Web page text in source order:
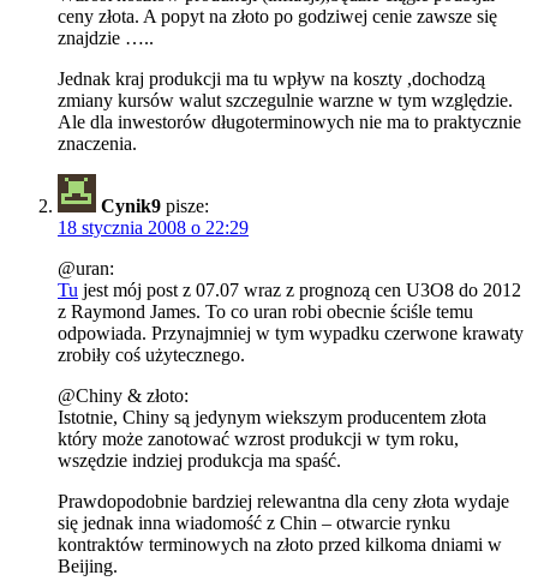
ceny złota. A popyt na złoto po godziwej cenie zawsze się
znajdzie …..
Jednak kraj produkcji ma tu wpływ na koszty ,dochodzą
zmiany kursów walut szczegulnie warzne w tym względzie.
Ale dla inwestorów długoterminowych nie ma to praktycznie
znaczenia.
Cynik9 pisze:
18 stycznia 2008 o 22:29
@uran:
Tu jest mój post z 07.07 wraz z prognozą cen U3O8 do 2012
z Raymond James. To co uran robi obecnie ściśle temu
odpowiada. Przynajmniej w tym wypadku czerwone krawaty
zrobiły coś użytecznego.
@Chiny & złoto:
Istotnie, Chiny są jedynym wiekszym producentem złota
który może zanotować wzrost produkcji w tym roku,
wszędzie indziej produkcja ma spaść.
Prawdopodobnie bardziej relewantna dla ceny złota wydaje
się jednak inna wiadomość z Chin – otwarcie rynku
kontraktów terminowych na złoto przed kilkoma dniami w
Beijing.